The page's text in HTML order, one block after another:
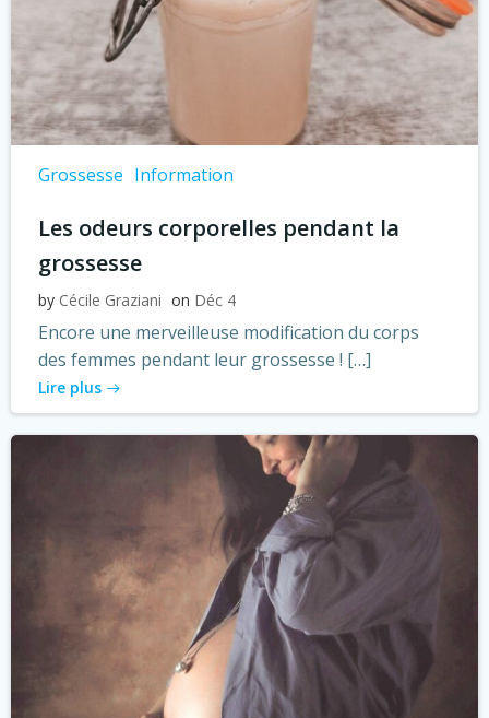
Grossesse Information
Les odeurs corporelles pendant la
grossesse
by Cécile Graziani on Déc 4
Encore une merveilleuse modification du corps
des femmes pendant leur grossesse ! […]
Lire plus